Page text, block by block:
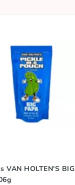
VAN HOLTEN'S BIG